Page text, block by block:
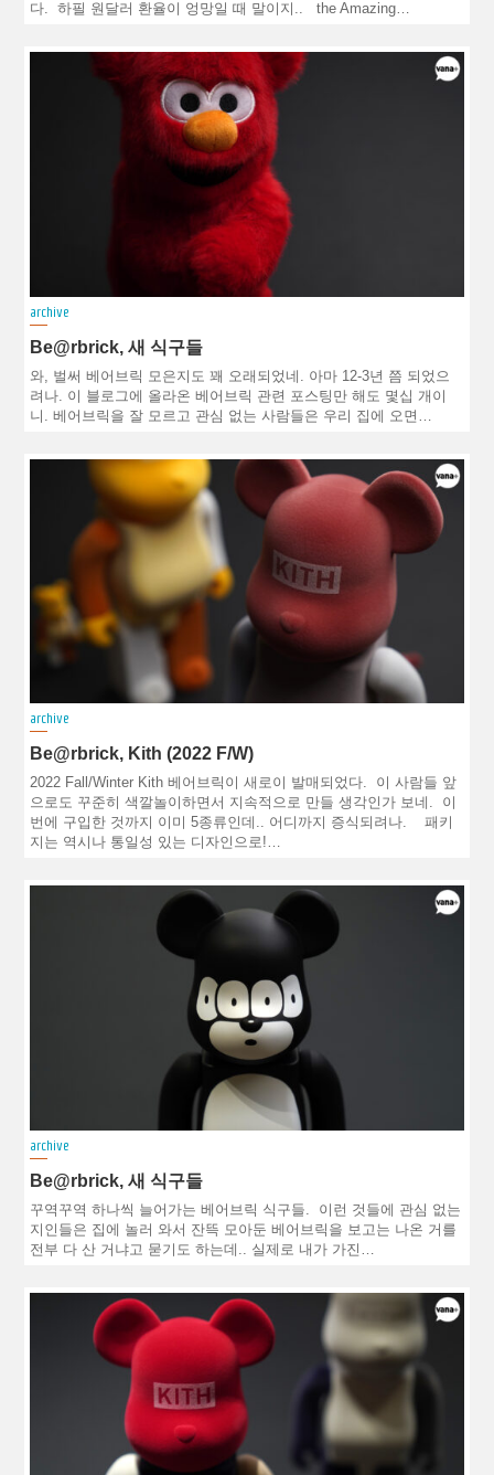
다. 하필 원달러 환율이 엉망일 때 말이지.. the Amazing…
archive
Be@rbrick, 새 식구들
와, 벌써 베어브릭 모은지도 꽤 오래되었네. 아마 12-3년 쯤 되었으
려나. 이 블로그에 올라온 베어브릭 관련 포스팅만 해도 몇십 개이
니. 베어브릭을 잘 모르고 관심 없는 사람들은 우리 집에 오면…
archive
Be@rbrick, Kith (2022 F/W)
2022 Fall/Winter Kith 베어브릭이 새로이 발매되었다. 이 사람들 앞
으로도 꾸준히 색깔놀이하면서 지속적으로 만들 생각인가 보네. 이
번에 구입한 것까지 이미 5종류인데.. 어디까지 증식되려나. 패키
지는 역시나 통일성 있는 디자인으로!…
archive
Be@rbrick, 새 식구들
꾸역꾸역 하나씩 늘어가는 베어브릭 식구들. 이런 것들에 관심 없는
지인들은 집에 놀러 와서 잔뜩 모아둔 베어브릭을 보고는 나온 거를
전부 다 산 거냐고 묻기도 하는데.. 실제로 내가 가진…